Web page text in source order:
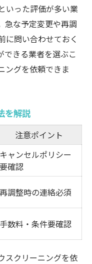
いった評価が多い業
急な予定変更や再調
に問い合わせておく
できる業者を選ぶこ
ングを依頼できま
を解説
注意ポイント
キャンセルポリシー
要確認
再調整時の連絡必須
手数料・条件要確認
スクリーニングを依